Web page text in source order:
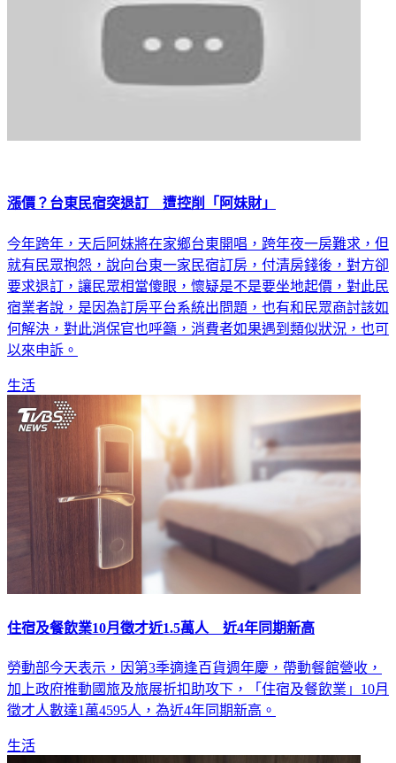
漲價？台東民宿突退訂 遭控削「阿妹財」
今年跨年，天后阿妹將在家鄉台東開唱，跨年夜一房難求，但
就有民眾抱怨，說向台東一家民宿訂房，付清房錢後，對方卻
要求退訂，讓民眾相當傻眼，懷疑是不是要坐地起價，對此民
宿業者說，是因為訂房平台系統出問題，也有和民眾商討該如
何解決，對此消保官也呼籲，消費者如果遇到類似狀況，也可
以來申訴。
生活
住宿及餐飲業10月徵才近1.5萬人 近4年同期新高
勞動部今天表示，因第3季適逢百貨週年慶，帶動餐館營收，
加上政府推動國旅及旅展折扣助攻下，「住宿及餐飲業」10月
徵才人數達1萬4595人，為近4年同期新高。
生活